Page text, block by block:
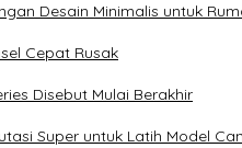
Desain Minimalis untuk
Cepat Rusak
Disebut Mulai Berakhir
Super untuk Latih Model